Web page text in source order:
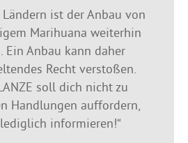
ist der Anbau von
Marihuana weiterhin
Ein Anbau kann daher
Recht verstoßen.
soll dich nicht zu
Handlungen auffordern,
informieren!“